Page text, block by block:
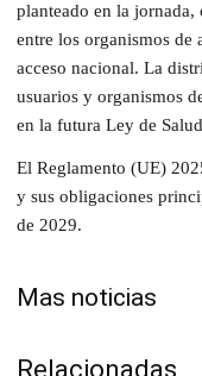
planteado en la
entre los organismos de
acceso nacional. La
usuarios y organismos
en la futura Ley de
El Reglamento (UE)
y sus obligaciones
de 2029.
Mas noticias
Relacionadas